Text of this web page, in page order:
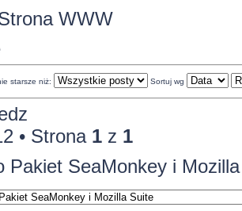
WWW
starsze niż: Sortuj wg
• Strona 1z 1
Pakiet SeaMonkey i